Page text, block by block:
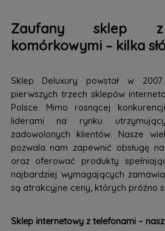
Zaufany sklep z
komórkowymi – kilka
Sklep Deluxury powstał w
pierwszych trzech sklepów
Polsce. Mimo rosnącej
liderami na rynku
zadowolonych klientów. Nasze
pozwala nam zapewnić obsługę
oraz oferować produkty
najbardziej wymagających
są atrakcyjne ceny, których próżno
Sklep internetowy z telefonami –